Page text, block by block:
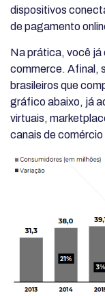
dispositivos
de pagamento
Na prática, você já
commerce. Afinal,
brasileiros que
gráfico abaixo, já
virtuais,
canais de